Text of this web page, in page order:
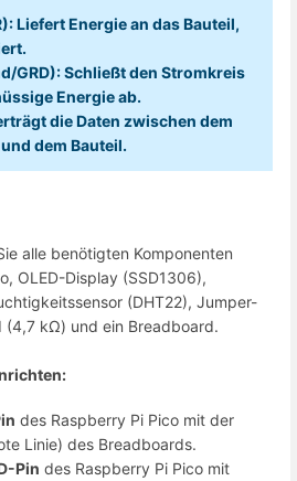
Liefert Energie an das Bauteil,
GRD): Schließt den Stromkreis
Energie ab.
die Daten zwischen dem
dem Bauteil.
alle benötigten Komponenten
OLED-Display (SSD1306),
(DHT22), Jumper-
(4,7 kΩ) und ein Breadboard.
des Raspberry Pi Pico mit der
Linie) des Breadboards.
Pin des Raspberry Pi Pico mit